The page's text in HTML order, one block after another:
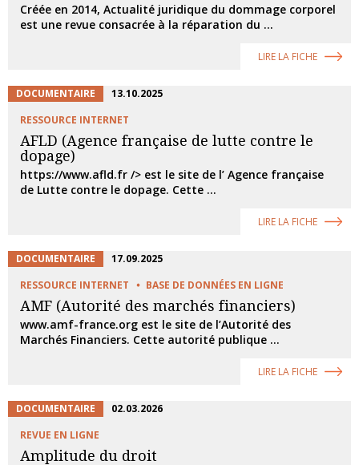
Créée en 2014, Actualité juridique du dommage corporel
est une revue consacrée à la réparation du ...
LIRE LA FICHE
DOCUMENTAIRE
13.10.2025
RESSOURCE INTERNET
AFLD (Agence française de lutte contre le
dopage)
https://www.afld.fr /> est le site de l’ Agence française
de Lutte contre le dopage. Cette ...
LIRE LA FICHE
DOCUMENTAIRE
17.09.2025
RESSOURCE INTERNET
BASE DE DONNÉES EN LIGNE
AMF (Autorité des marchés financiers)
www.amf-france.org est le site de l’Autorité des
Marchés Financiers. Cette autorité publique ...
LIRE LA FICHE
DOCUMENTAIRE
02.03.2026
REVUE EN LIGNE
Amplitude du droit